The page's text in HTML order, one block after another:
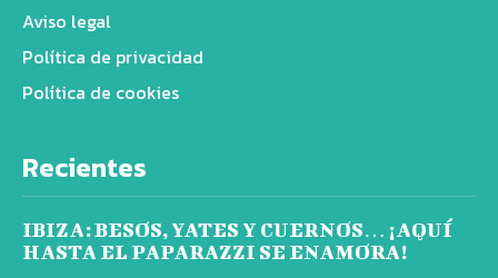
Aviso legal
Política de privacidad
Política de cookies
Recientes
IBIZA: BESOS, YATES Y CUERNOS… ¡AQUÍ
HASTA EL PAPARAZZI SE ENAMORA!